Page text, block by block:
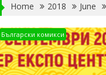
Home 2018 June
Български комикси